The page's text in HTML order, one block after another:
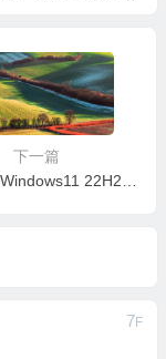
下一篇
7F